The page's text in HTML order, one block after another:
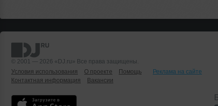
© 2001 — 2026 «DJ.ru» Все права защищены.
Условия использования
О проекте Помощь
Реклама на сайте
Контактная информация
Вакансии